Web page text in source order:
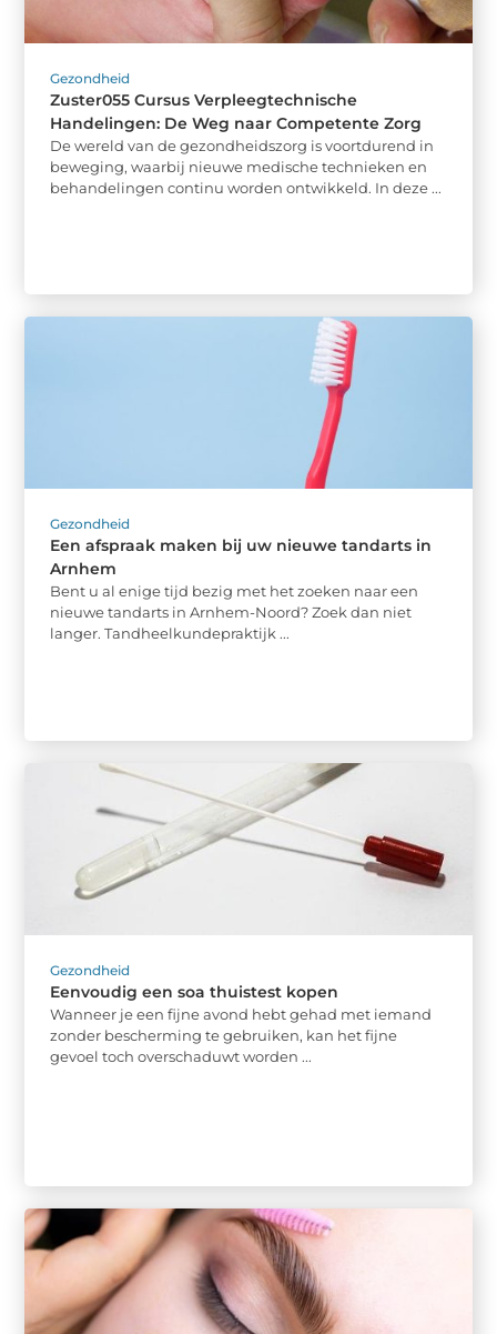
Gezondheid
Zuster055 Cursus Verpleegtechnische
Handelingen: De Weg naar Competente Zorg
De wereld van de gezondheidszorg is voortdurend in
beweging, waarbij nieuwe medische technieken en
behandelingen continu worden ontwikkeld. In deze ...
Gezondheid
Een afspraak maken bij uw nieuwe tandarts in
Arnhem
Bent u al enige tijd bezig met het zoeken naar een
nieuwe tandarts in Arnhem-Noord? Zoek dan niet
langer. Tandheelkundepraktijk ...
Gezondheid
Eenvoudig een soa thuistest kopen
Wanneer je een fijne avond hebt gehad met iemand
zonder bescherming te gebruiken, kan het fijne
gevoel toch overschaduwt worden ...